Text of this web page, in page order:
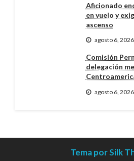
Aficionado
en vuelo y
ascenso
agosto 6, 2026
Comisión
delegación
agosto 6, 2026
Tema por Silk